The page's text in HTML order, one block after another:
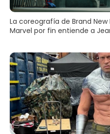
La coreografía de Brand
Marvel por fin entiende a